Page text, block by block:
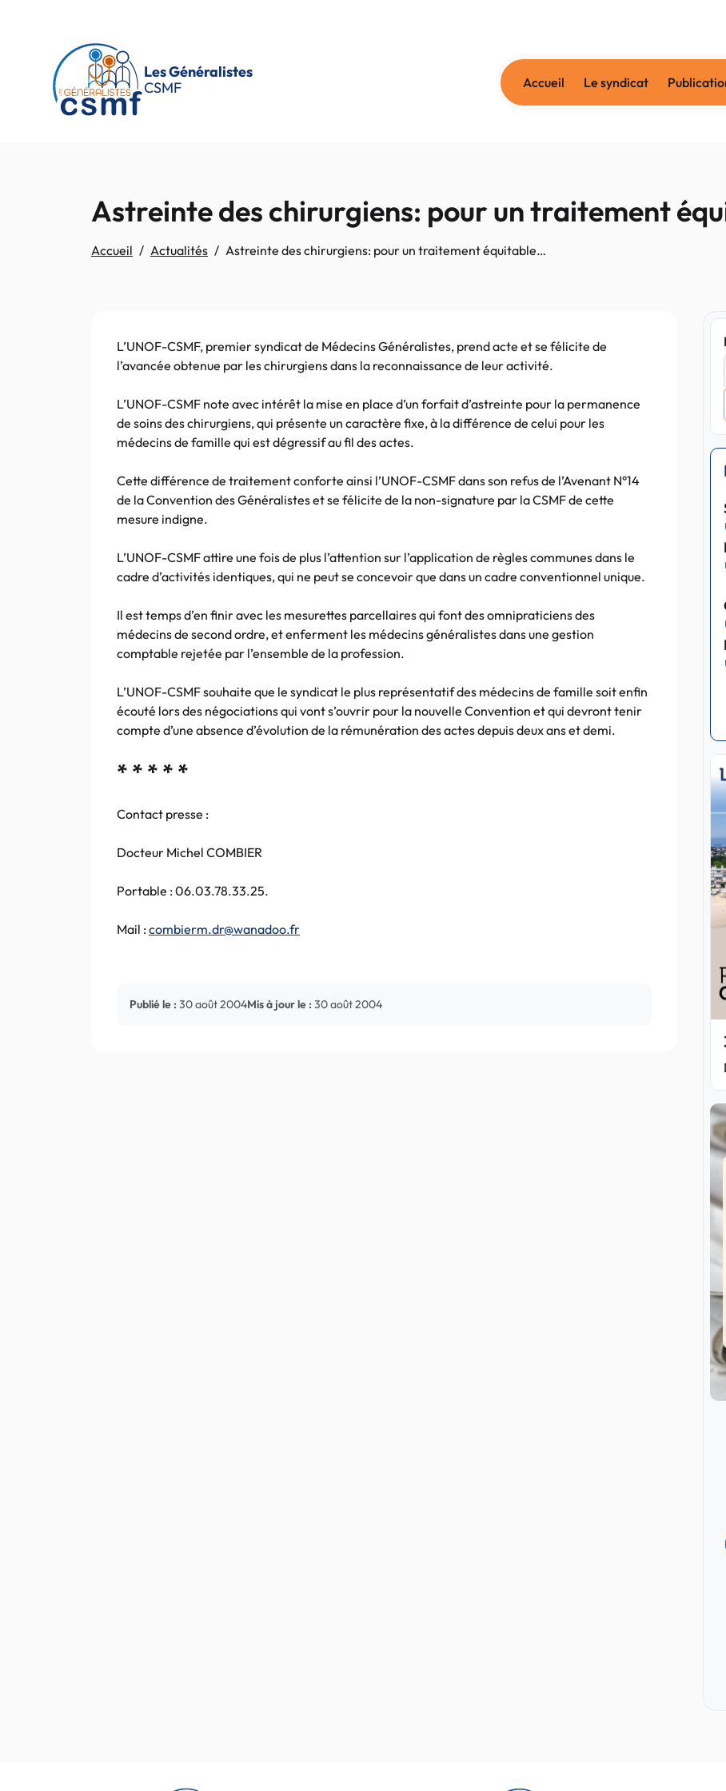
Les Généralistes
CSMF
Accueil Le syndicat
Astreinte des chirurgiens: pour un traitement
Accueil Actualités Astreinte des chirurgiens: pour un traitement équitable…
L’UNOF-CSMF, premier syndicat de Médecins Généralistes, prend acte et se félicite de
l’avancée obtenue par les chirurgiens dans la reconnaissance de leur activité.
L’UNOF-CSMF note avec intérêt la mise en place d’un forfait d’astreinte pour la permanence
de soins des chirurgiens, qui présente un caractère fixe, à la différence de celui pour les
médecins de famille qui est dégressif au fil des actes.
Cette différence de traitement conforte ainsi l’UNOF-CSMF dans son refus de l’Avenant N°14
de la Convention des Généralistes et se félicite de la non-signature par la CSMF de cette
mesure indigne.
L’UNOF-CSMF attire une fois de plus l’attention sur l’application de règles communes dans le
cadre d’activités identiques, qui ne peut se concevoir que dans un cadre conventionnel unique.
Il est temps d’en finir avec les mesurettes parcellaires qui font des omnipraticiens des
médecins de second ordre, et enferment les médecins généralistes dans une gestion
comptable rejetée par l’ensemble de la profession.
L’UNOF-CSMF souhaite que le syndicat le plus représentatif des médecins de famille soit enfin
écouté lors des négociations qui vont s’ouvrir pour la nouvelle Convention et qui devront tenir
compte d’une absence d’évolution de la rémunération des actes depuis deux ans et demi.
* * * * *
Contact presse :
Docteur Michel COMBIER
Portable : 06.03.78.33.25.
Mail :combierm.dr@wanadoo.fr
Publié le : 30 août 2004Mis à jour le : 30 août 2004